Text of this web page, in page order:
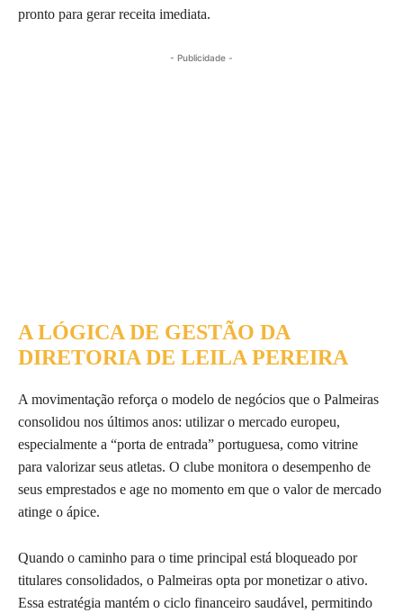
pronto para gerar receita imediata.
- Publicidade -
A LÓGICA DE GESTÃO DA
DIRETORIA DE LEILA PEREIRA
A movimentação reforça o modelo de negócios que o Palmeiras
consolidou nos últimos anos: utilizar o mercado europeu,
especialmente a “porta de entrada” portuguesa, como vitrine
para valorizar seus atletas. O clube monitora o desempenho de
seus emprestados e age no momento em que o valor de mercado
atinge o ápice.
Quando o caminho para o time principal está bloqueado por
titulares consolidados, o Palmeiras opta por monetizar o ativo.
Essa estratégia mantém o ciclo financeiro saudável, permitindo